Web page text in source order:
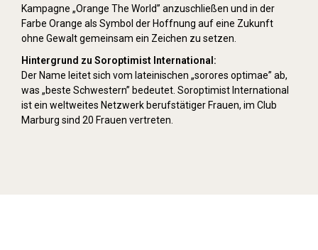
Kampagne „Orange The World” anzuschließen und in der
Farbe Orange als Symbol der Hoffnung auf eine Zukunft
ohne Gewalt gemeinsam ein Zeichen zu setzen.
Hintergrund zu Soroptimist International:
Der Name leitet sich vom lateinischen „sorores optimae” ab,
was „beste Schwestern” bedeutet. Soroptimist International
ist ein weltweites Netzwerk berufstätiger Frauen, im Club
Marburg sind 20 Frauen vertreten.